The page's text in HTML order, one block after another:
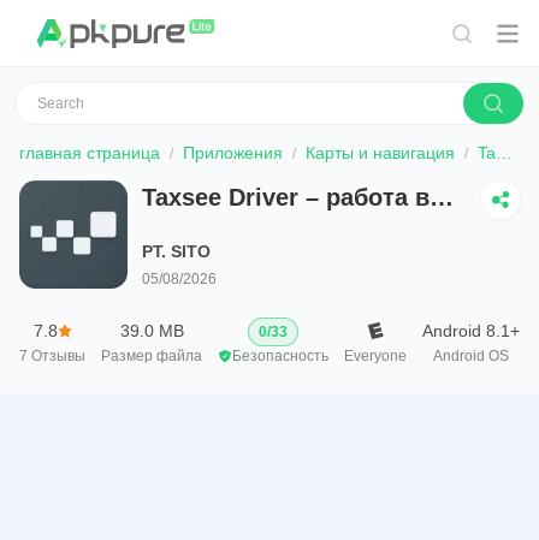
главная страница Приложения Карты и навигация Taxsee Driver – работа в такси
Taxsee Driver – работа в
PT. SITO
05/08/2026
7.8
7 Отзывы
39.0 MB
Размер файла
0/33
Безопасность
Everyone
Android 8.1+
Android OS